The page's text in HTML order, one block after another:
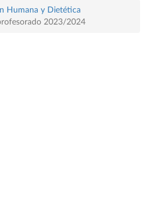
Humana y Dietética
2023/2024